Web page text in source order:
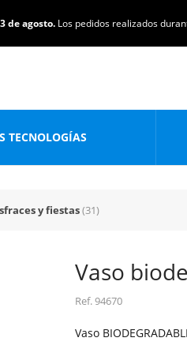
de agosto. Los pedidos realizados
TECNOLOGÍAS
y fiestas(31)
Vaso
Ref.94670
Vaso